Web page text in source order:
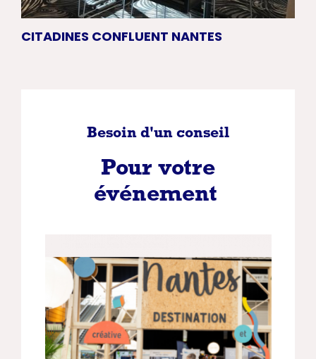
CITADINES CONFLUENT NANTES
Besoin d'un conseil
Pour votre
événement